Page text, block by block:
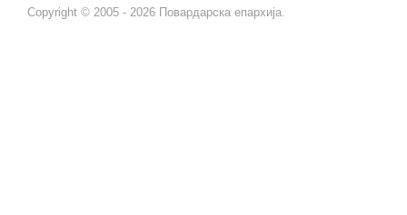
Copyright © 2005 - 2026 Повардарска епархија.